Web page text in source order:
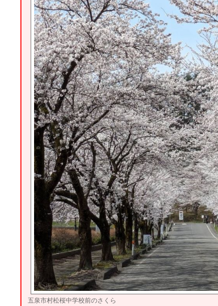
五泉市村松桜中学校前のさくら